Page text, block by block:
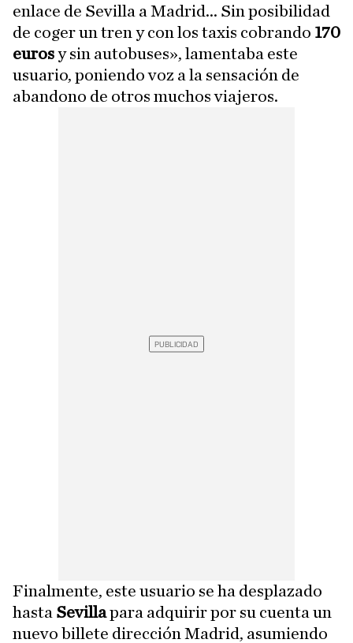
enlace de Sevilla a Madrid... Sin posibilidad
de coger un tren y con los taxis cobrando 170
eurosy sin autobuses», lamentaba este
usuario, poniendo voz a la sensación de
abandono de otros muchos viajeros.
Finalmente, este usuario se ha desplazado
hasta Sevillapara adquirir por su cuenta un
nuevo billete dirección Madrid, asumiendo